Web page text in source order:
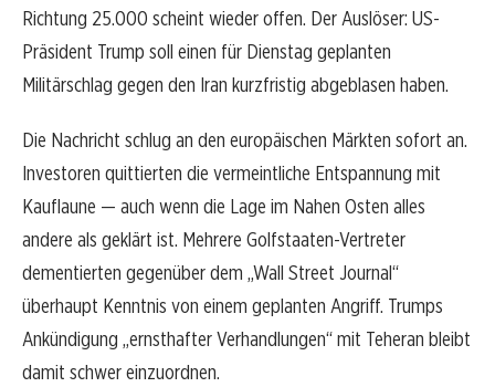
Richtung 25.000 scheint wieder offen. Der Auslöser: US-
Präsident Trump soll einen für Dienstag geplanten
Militärschlag gegen den Iran kurzfristig abgeblasen haben.
Die Nachricht schlug an den europäischen Märkten sofort an.
Investoren quittierten die vermeintliche Entspannung mit
Kauflaune — auch wenn die Lage im Nahen Osten alles
andere als geklärt ist. Mehrere Golfstaaten-Vertreter
dementierten gegenüber dem „Wall Street Journal“
überhaupt Kenntnis von einem geplanten Angriff. Trumps
Ankündigung „ernsthafter Verhandlungen“ mit Teheran bleibt
damit schwer einzuordnen.